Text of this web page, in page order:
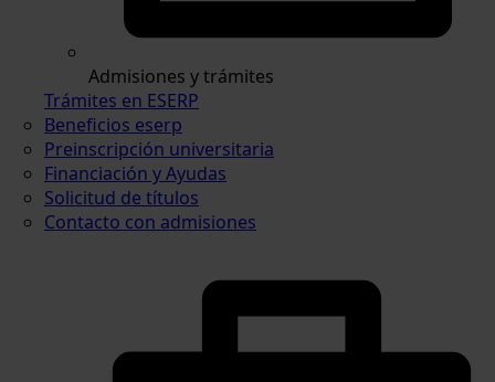
Admisiones y trámites
Trámites en ESERP
Beneficios eserp
Preinscripción universitaria
Financiación y Ayudas
Solicitud de títulos
Contacto con admisiones